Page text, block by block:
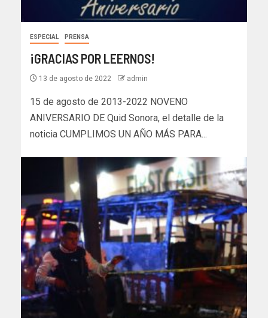
ESPECIAL PRENSA
¡GRACIAS POR LEERNOS!
13 de agosto de 2022 admin
15 de agosto de 2013-2022 NOVENO
ANIVERSARIO DE Quid Sonora, el detalle de la
noticia CUMPLIMOS UN AÑO MÁS PARA...